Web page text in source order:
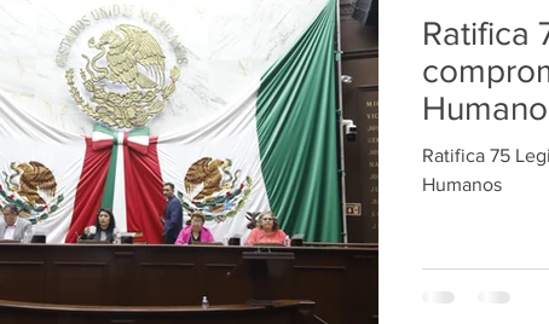
Ratifica
Ratifica 75
Humanos